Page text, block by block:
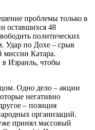
проблемы только в
оставшихся 48
политических
Удар по Дохе – срыв
миссии Катара.
Израиль, чтобы
Одно дело – акции
негативно
– позиция
организаций.
принял массовый